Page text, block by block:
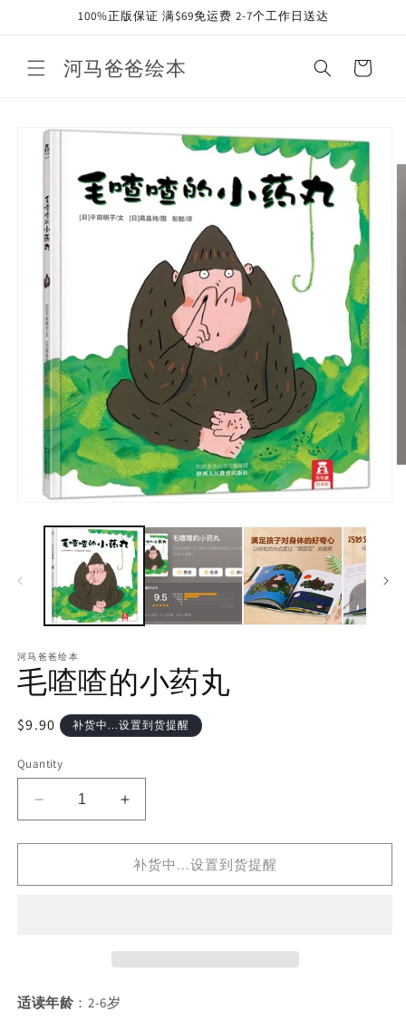
100%正版保证 满$69免运费 2-7个工作日送达
河马爸爸绘本 Cart
product
information
河马爸爸绘本
毛喳喳的小药丸
Regular
$9.90 补货中...设置到货提醒
Quantity
Decrease
quantity
for
喳
丸
Increase
quantity
for
毛
喳
小
补货中...设置到货提醒
适读年龄 ：2-6岁